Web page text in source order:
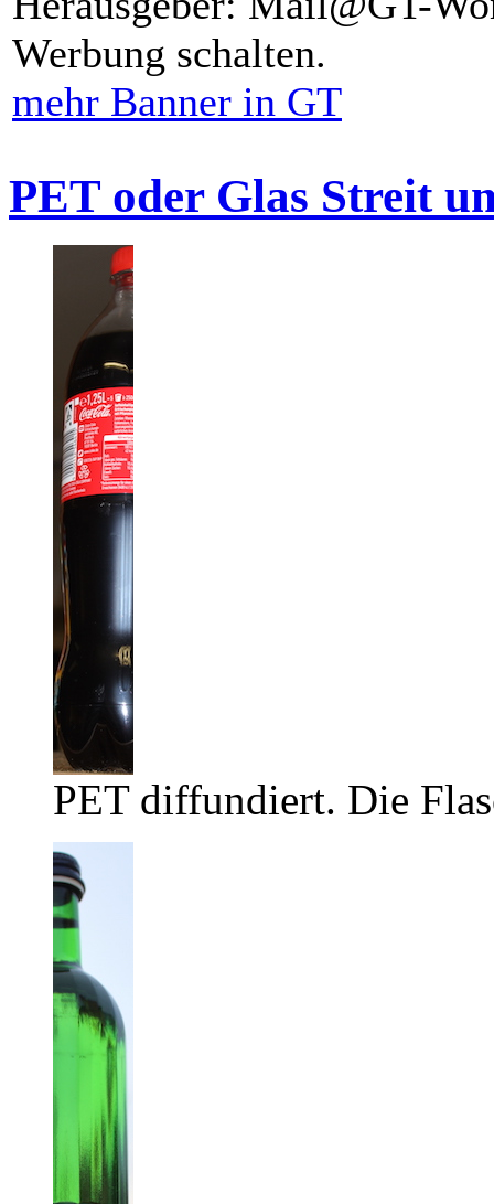
Werbung schalten.
mehr Banner in GT
PET oder Glas Streit
PET diffundiert. Die